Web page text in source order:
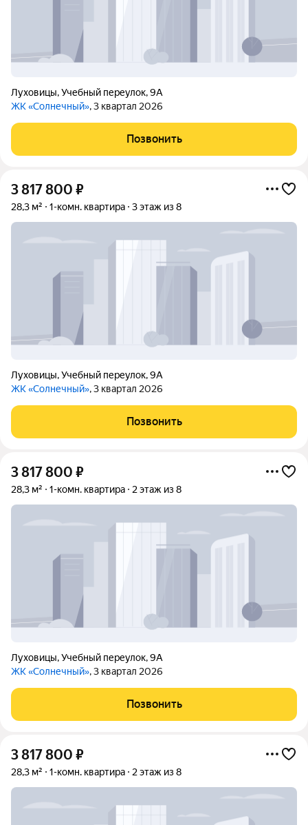
Луховицы,Учебный переулок,9А
ЖК «Солнечный», 3 квартал 2026
Позвонить
3 817 800 ₽
28,3 м² 1-комн. квартира 3 этаж из 8
Луховицы,Учебный переулок,9А
ЖК «Солнечный», 3 квартал 2026
Позвонить
3 817 800 ₽
28,3 м² 1-комн. квартира 2 этаж из 8
Луховицы,Учебный переулок,9А
ЖК «Солнечный», 3 квартал 2026
Позвонить
3 817 800 ₽
28,3 м² 1-комн. квартира 2 этаж из 8